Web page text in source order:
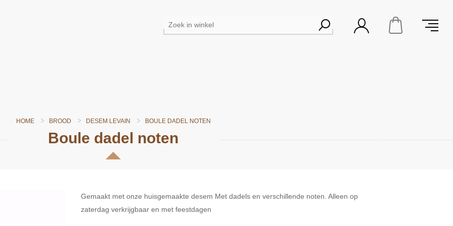
HOME BROOD DESEM LEVAIN BOULE DADEL NOTEN
Boule dadel noten
Gemaakt met onze huisgemaakte desem Met dadels en verschillende noten. Alleen op
zaterdag verkrijgbaar en met feestdagen